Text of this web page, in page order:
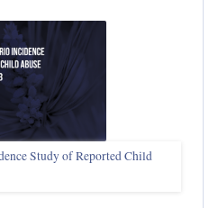
Study of Reported Child